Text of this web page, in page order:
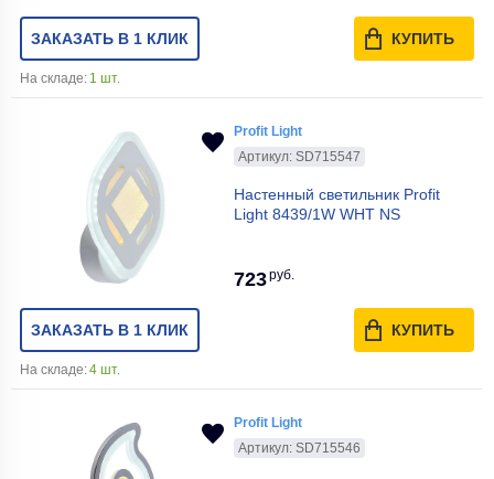
ЗАКАЗАТЬ В 1 КЛИК КУПИТЬ
На складе: 1 шт.
Profit Light
Артикул: SD715547
Настенный светильник Profit
Light 8439/1W WHT NS
723руб.
ЗАКАЗАТЬ В 1 КЛИК КУПИТЬ
На складе:4 шт.
Profit Light
Артикул: SD715546